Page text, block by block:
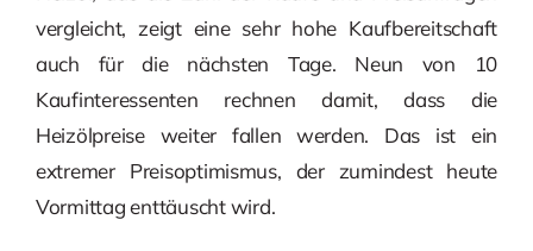
vergleicht, zeigt eine sehr hohe Kaufbereitschaft
auch für die nächsten Tage. Neun von 10
Kaufinteressenten rechnen damit, dass die
Heizölpreise weiter fallen werden. Das ist ein
extremer Preisoptimismus, der zumindest heute
Vormittag enttäuscht wird.